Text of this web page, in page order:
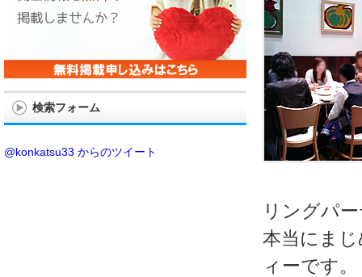
リングパ
本当にま
ィーです。
検索フォーム
@konkatsu33 からのツイート